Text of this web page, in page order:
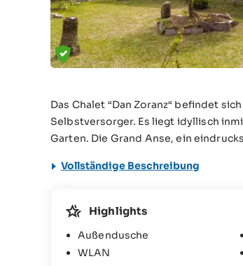
Das Chalet “Dan Zoranz“ befindet
Selbstversorger. Es liegt idyllisch
Garten. Die Grand Anse, ein
Vollständige Beschreibung
Highlights
Außendusche
WLAN